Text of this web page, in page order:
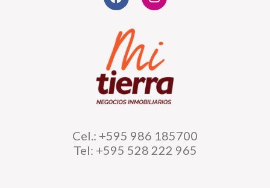
Cel.: +595 986 185700
Tel: +595 528 222 965